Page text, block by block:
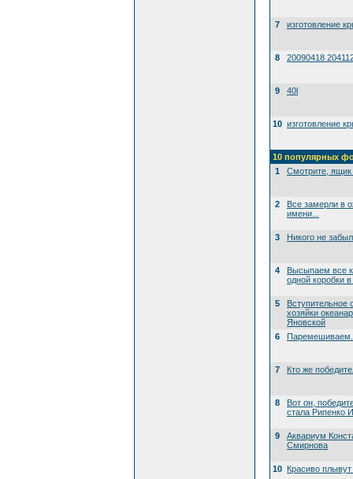
7 изготовление
8 20090418
9 40l
10 изготовление
10 популярных
1
Смотрите, ящик
2
Все замерли в
имени...
3 Никого не
4
Высыпаем все
одной коробки
5
Вступительное
хозяйки
Яновской
6
7 Кто же
8
Вот он,
стала Рипенко
9
Аквариум
Смирнова
10 Красиво плывут